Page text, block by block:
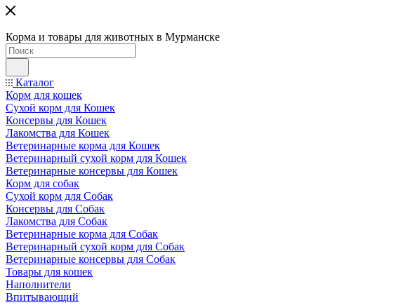
Корма и товары для животных в Мурманске
Каталог
Корм для кошек
Сухой корм для Кошек
Консервы для Кошек
Лакомства для Кошек
Ветеринарные корма для Кошек
Ветеринарный сухой корм для Кошек
Ветеринарные консервы для Кошек
Корм для собак
Сухой корм для Собак
Консервы для Собак
Лакомства для Собак
Ветеринарные корма для Собак
Ветеринарный сухой корм для Собак
Ветеринарные консервы для Собак
Товары для кошек
Наполнители
Впитывающий